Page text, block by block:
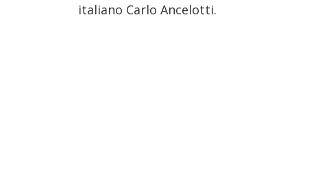
italiano Carlo Ancelotti.